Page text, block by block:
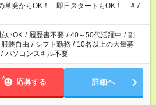
ど！是非ご希望をお聞かせください！
単発からOK！ 即日スタートもOK！ ＃7
いOK / 履歴書不要 / 40～50代活躍中 / 副
服装自由 / シフト勤務 / 10名以上の大量募
/ パソコンスキル不要
応募する 詳細へ